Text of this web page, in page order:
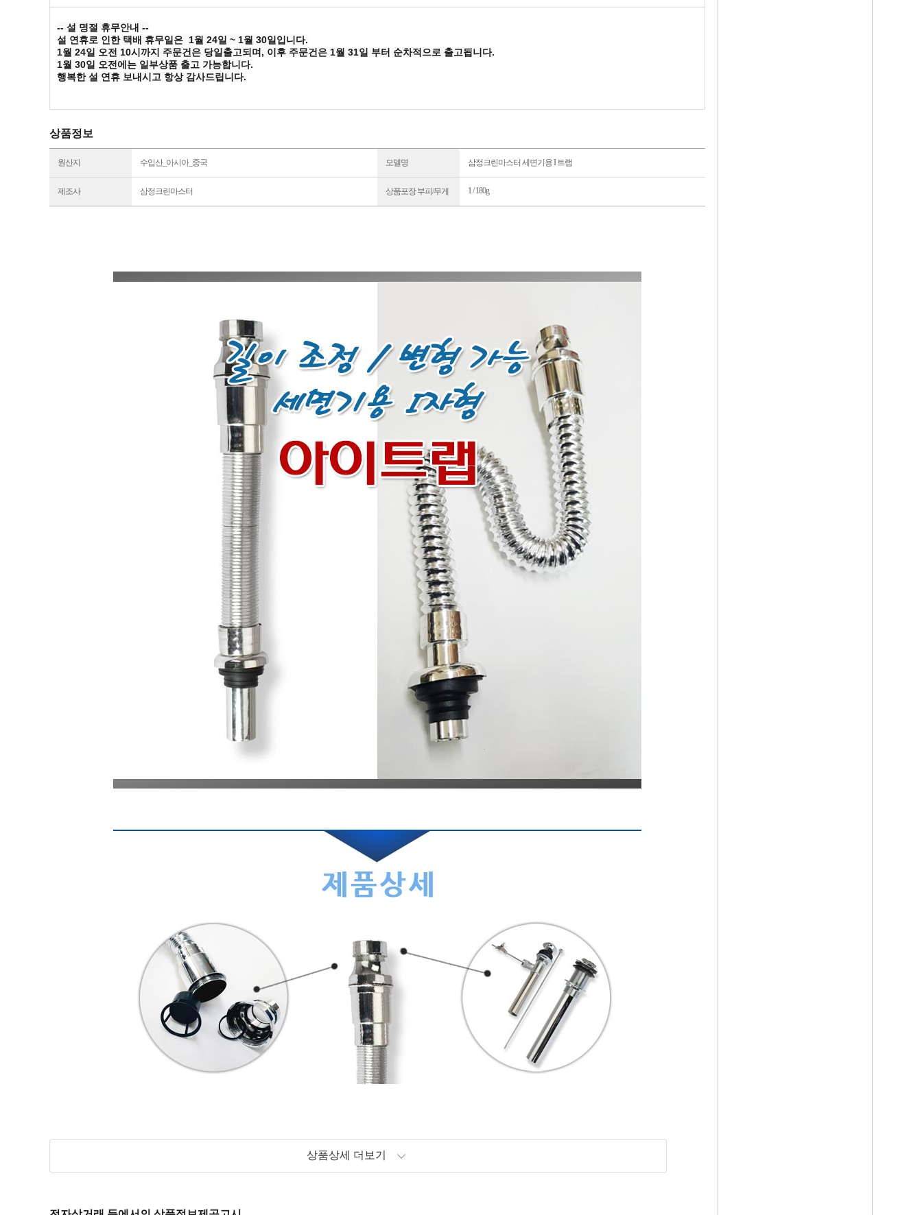
-- 설 명절 휴무안내 --
설 연휴로 인한 택배 휴무일은 1월 24일 ~ 1월 30일입니다.
1월 24일 오전 10시까지 주문건은 당일출고되며, 이후 주문건은 1월 31일 부터 순차적으로 출고됩니다.
1월 30일 오전에는 일부상품 출고 가능합니다.
행복한 설 연휴 보내시고 항상 감사드립니다.
상품정보
원산지 수입산_아시아_중국 모델명 삼정크린마스터 세면기용 I 트랩
제조사 삼정크린마스터 상품포장 부피/무게 1 / 180g
상품상세 더보기